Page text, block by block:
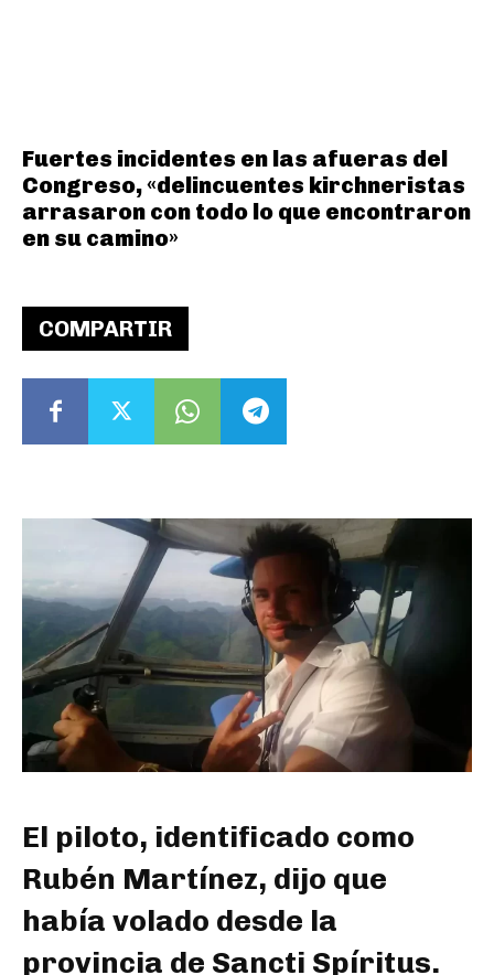
COMPARTIR
El piloto, identificado como
Rubén Martínez, dijo que
había volado desde la
provincia de Sancti Spíritus.
Fuertes incidentes en las afueras del
Congreso, «delincuentes kirchneristas
arrasaron con todo lo que encontraron
en su camino»